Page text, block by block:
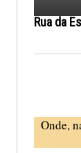
Rua da
Onde,